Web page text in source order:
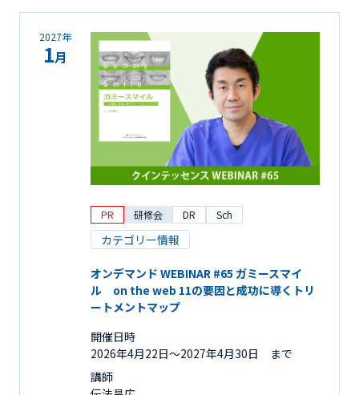
2027年
1月
PR 研修会 DR Sch
カテゴリー情報
オンデマンド WEBINAR #65 ガミースマイ
ル on the web 11の要因と成功に導くトリ
ートメントマップ
開催日時
2026年4月22日〜2027年4月30日 まで
講師